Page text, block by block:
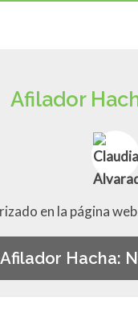
Afilador
en la página
Afilador Hacha: